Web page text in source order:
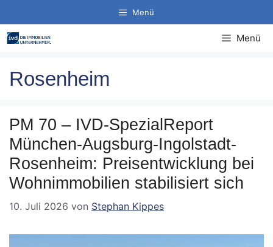
Inhalt
springen
Menü
Menü
Rosenheim
PM 70 – IVD-SpezialReport
München-Augsburg-Ingolstadt-
Rosenheim: Preisentwicklung bei
Wohnimmobilien stabilisiert sich
10. Juli 2026 von Stephan Kippes